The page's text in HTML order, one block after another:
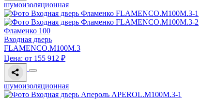
шумоизоляционная
Фламенко 100
Входная дверь
FLAMENCO.M100M.3
Цена: от 155 912 ₽
шумоизоляционная